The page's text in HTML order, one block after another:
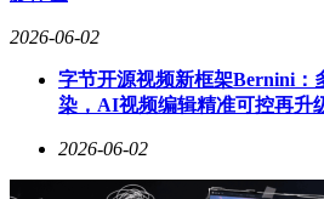
2026-06-02
字节开源视频新框架Bernini：
染，AI视频编辑精准可控再升
2026-06-02